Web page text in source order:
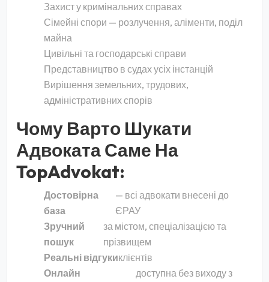
Захист у кримінальних справах
Сімейні спори — розлучення, аліменти, поділ
майна
Цивільні та господарські справи
Представництво в судах усіх інстанцій
Вирішення земельних, трудових,
адміністративних спорів
Чому Варто Шукати
Адвоката Саме На
TopAdvokat:
Достовірна
база
— всі адвокати внесені до
ЄРАУ
Зручний
пошук
за містом, спеціалізацією та
прізвищем
Реальні відгукиклієнтів
Онлайн
доступна без виходу з